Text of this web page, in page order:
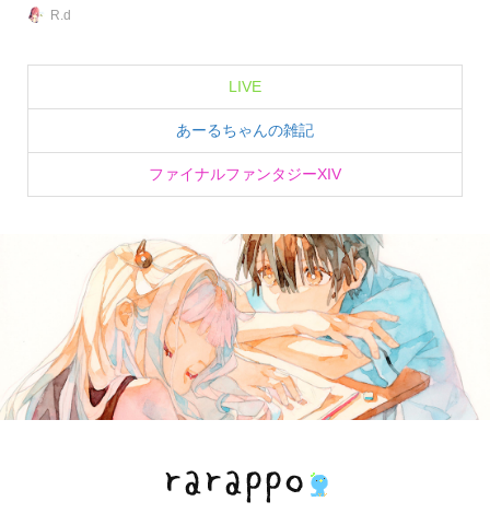
R.d
LIVE
あーるちゃんの雑記
ファイナルファンタジーXIV